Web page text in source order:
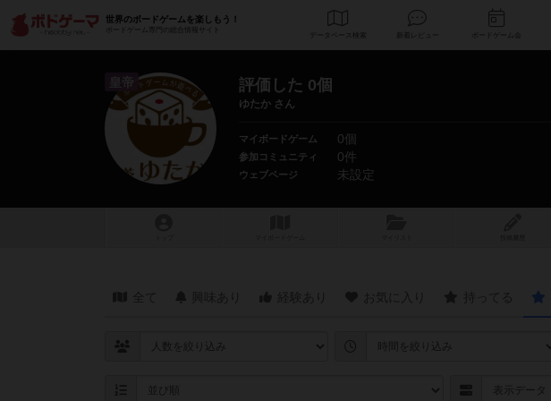
世界のボードゲームを楽しもう！
ボードゲーム専門の総合情報サイト
データベース
皇帝 評価した 0個
ゆたか さん
マイボードゲーム 0個
参加コミュニティ 0件
ウェブページ 未設定